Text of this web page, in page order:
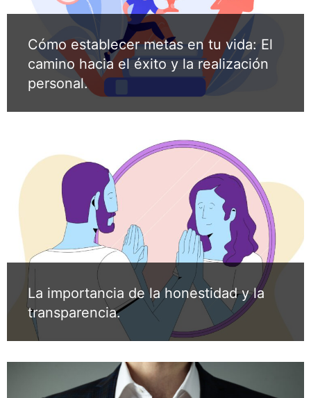
Cómo establecer metas en tu vida: El
camino hacia el éxito y la realización
personal.
La importancia de la honestidad y la
transparencia.